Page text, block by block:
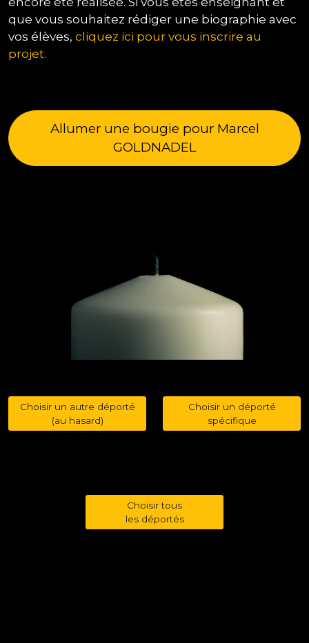
que vous souhaitez rédiger une biographie avec
vos élèves, cliquez ici pour vous inscrire au
projet.
Allumer une bougie pour Marcel
GOLDNADEL
Choisir un autre déporté
(au hasard)
Choisir un déporté
spécifique
Choisir tous
les déportés